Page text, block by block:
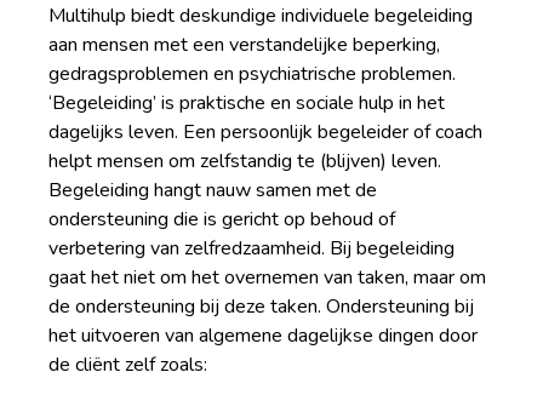
Multihulp biedt deskundige individuele begeleiding
aan mensen met een verstandelijke beperking,
gedragsproblemen en psychiatrische problemen.
‘Begeleiding’ is praktische en sociale hulp in het
dagelijks leven. Een persoonlijk begeleider of coach
helpt mensen om zelfstandig te (blijven) leven.
Begeleiding hangt nauw samen met de
ondersteuning die is gericht op behoud of
verbetering van zelfredzaamheid. Bij begeleiding
gaat het niet om het overnemen van taken, maar om
de ondersteuning bij deze taken. Ondersteuning bij
het uitvoeren van algemene dagelijkse dingen door
de cliënt zelf zoals: